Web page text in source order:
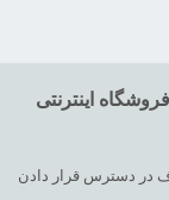
اینترنتی
در دسترس قرار دادن